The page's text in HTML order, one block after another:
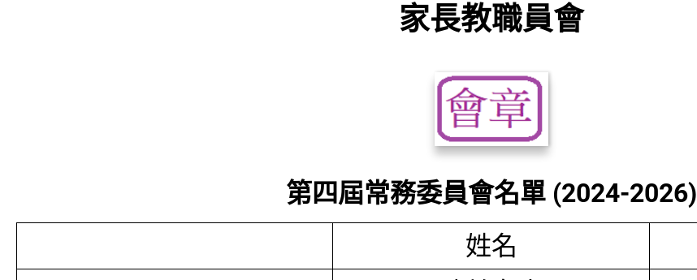
家長教職員會
第四屆常務委員會名單 (2024-2026)
姓名